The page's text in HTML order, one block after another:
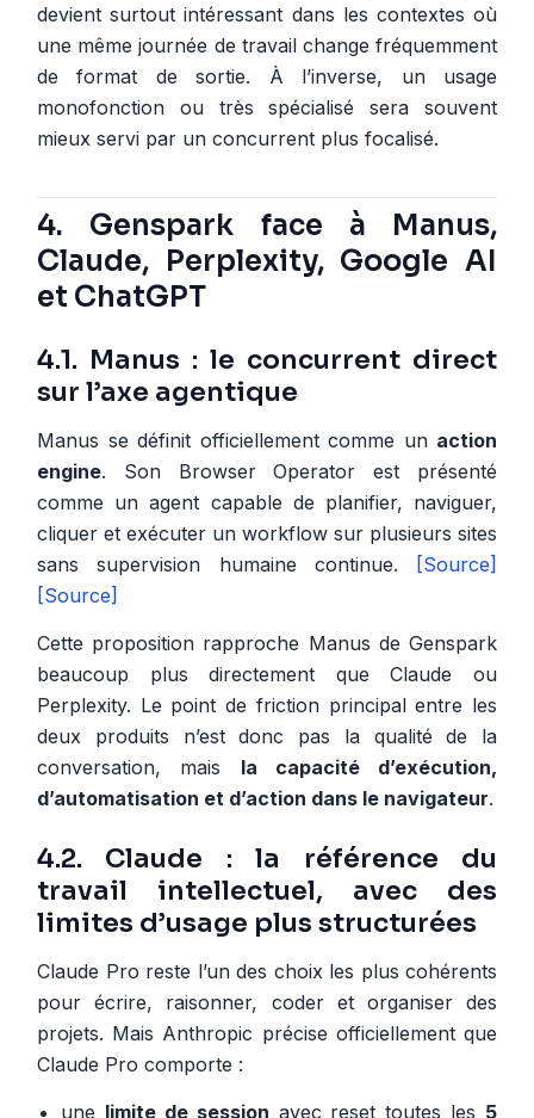
devient surtout intéressant dans les contextes où
une même journée de travail change fréquemment
de format de sortie. À l’inverse, un usage
monofonction ou très spécialisé sera souvent
mieux servi par un concurrent plus focalisé.
4. Genspark face à Manus,
Claude, Perplexity, Google AI
et ChatGPT
4.1. Manus : le concurrent direct
sur l’axe agentique
Manus se définit officiellement comme un action
engine. Son Browser Operator est présenté
comme un agent capable de planifier, naviguer,
cliquer et exécuter un workflow sur plusieurs sites
sans supervision humaine continue.
[Source]
[Source]
Cette proposition rapproche Manus de Genspark
beaucoup plus directement que Claude ou
Perplexity. Le point de friction principal entre les
deux produits n’est donc pas la qualité de la
conversation, mais la capacité d’exécution,
d’automatisation et d’action dans le navigateur.
4.2. Claude : la référence du
travail intellectuel, avec des
limites d’usage plus structurées
Claude Pro reste l’un des choix les plus cohérents
pour écrire, raisonner, coder et organiser des
projets. Mais Anthropic précise officiellement que
Claude Pro comporte :
une limite de session avec reset toutes les 5